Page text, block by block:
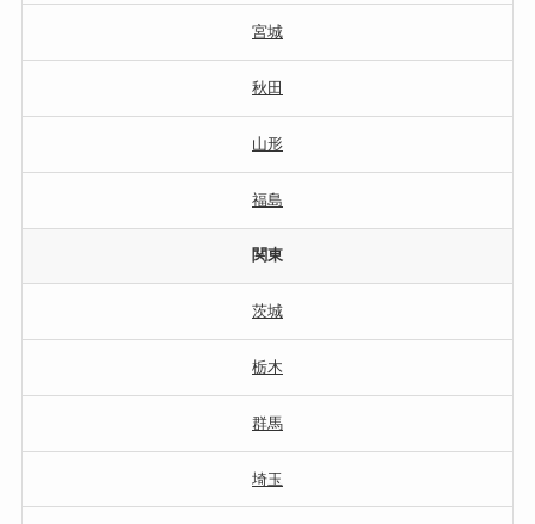
宮城
秋田
山形
福島
関東
茨城
栃木
群馬
埼玉